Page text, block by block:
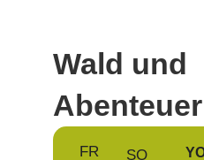
Wald und
Abenteuer
FR SO